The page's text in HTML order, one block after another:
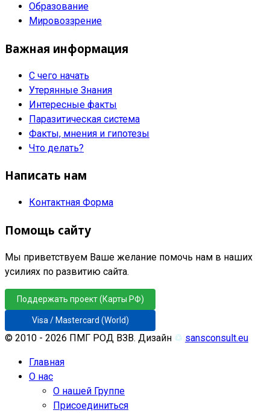
Образование
Мировоззрение
Важная информация
С чего начать
Утерянные Знания
Интересные факты
Паразитическая система
Факты, мнения и гипотезы
Что делать?
Написать нам
Контактная Форма
Помощь сайту
Мы приветствуем Ваше желание помочь нам в наших
усилиях по развитию сайта.
Поддержать проект (Карты РФ)
Visa / Mastercard (World)
© 2010 - 2026 ПМГ РОД ВЗВ. Дизайн ♲ sansconsult.eu
Главная
О нас
О нашей Группе
Присоединиться